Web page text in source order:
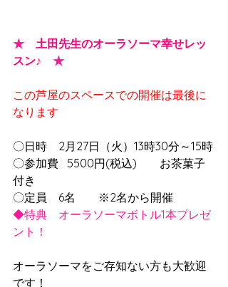
★
土田先生のオーラソーマ幸せレッ
スン♪
★
この芦屋のスペースでの開催は最後に
なります
〇日時　2月27日（火）13時30分～15時
〇参加費   5500円(税込)　　お茶菓子
付き
〇定員　6名　　※2名から開催
◆特典　オーラソーマボトル1本プレゼ
ント！
オーラソーマをご存知ない方も大歓迎
です！